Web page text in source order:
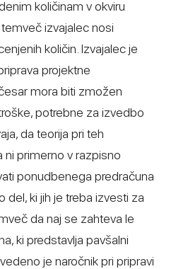
količinam v okviru
izvajalec nosi
količin. Izvajalec je
projektne
mora biti zmožen
potrebne za izvedbo
da teorija pri teh
primerno v razpisno
ponudbenega predračuna
del, ki jih je treba izvesti za
da naj se zahteva le
ki predstavlja pavšalni
je naročnik pri pripravi